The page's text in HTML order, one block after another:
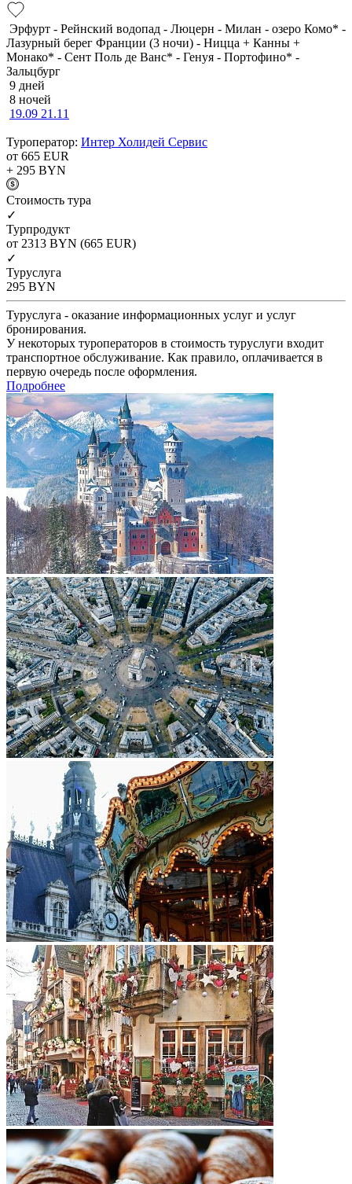
Эрфурт - Рейнский водопад - Люцерн - Милан - озеро Комо* -
Лазурный берег Франции (3 ночи) - Ницца + Канны +
Монако* - Сент Поль де Ванс* - Генуя - Портофино* -
Зальцбург
9 дней
8 ночей
19.09 21.11
Туроператор: Интер Холидей Сервис
от 665 EUR
+ 295 BYN
Cтоимость тура
✓
Турпродукт
от 2313 BYN (665 EUR)
✓
Туруслуга
295 BYN
Туруслуга - оказание информационных услуг и услуг
бронирования.
У некоторых туроператоров в стоимость туруслуги входит
транспортное обслуживание. Как правило, оплачивается в
первую очередь после оформления.
Подробнее